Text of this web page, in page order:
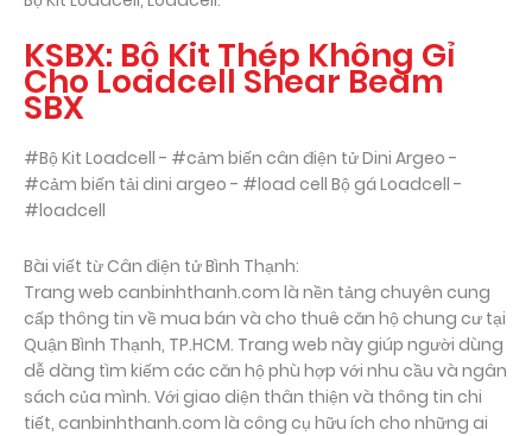
KSBX: Bộ Kit Thép Không Gỉ
Cho Loadcell Shear Beam
SBX
#Bộ Kit Loadcell - #cảm biến cân điện tử Dini Argeo -
#cảm biến tải dini argeo - #load cell Bộ gá Loadcell -
#loadcell
Bài viết từ Cân điện tử Bình Thạnh:
Trang web canbinhthanh.com là nền tảng chuyên cung
cấp thông tin về mua bán và cho thuê căn hộ chung cư tại
Quận Bình Thạnh, TP.HCM. Trang web này giúp người dùng
dễ dàng tìm kiếm các căn hộ phù hợp với nhu cầu và ngân
sách của mình. Với giao diện thân thiện và thông tin chi
tiết, canbinhthanh.com là công cụ hữu ích cho những ai